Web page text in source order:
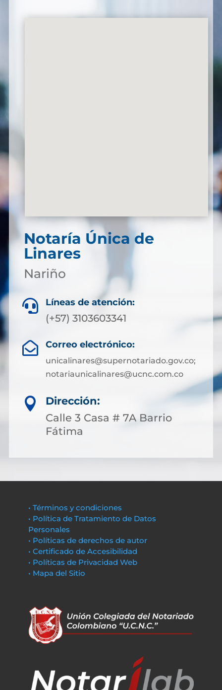
Notaría Única de
Linares
Nariño
 Líneas de atención:
(+57) 3103603341
 Correo electrónico:
unicalinares@supernotariado.gov.co;
notariaunicalinares@ucnc.com.co

Dirección:
Calle 3 Casa # 7A Barrio
Fátima
• Términos y condiciones
• Política de Tratamiento de Datos
Personales
• Políticas de derechos de autor
• Certificado de Accesibilidad
• Políticas de Privacidad Web
• Mapa del Sitio